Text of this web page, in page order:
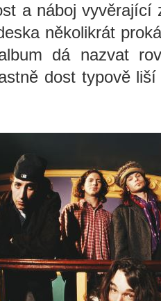
a náboj vyvěrající
několikrát
dá nazvat
dost typově